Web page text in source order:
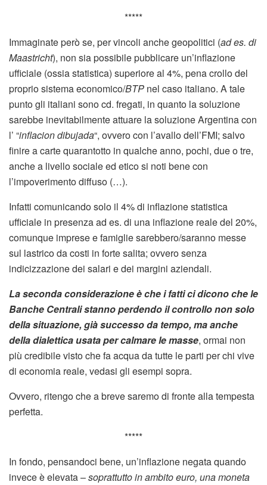
*****
Immaginate però se, per vincoli anche geopolitici (ad es. di
Maastricht), non sia possibile pubblicare un’inflazione
ufficiale (ossia statistica) superiore al 4%, pena crollo del
proprio sistema economico/BTP nel caso italiano. A tale
punto gli italiani sono cd. fregati, in quanto la soluzione
sarebbe inevitabilmente attuare la soluzione Argentina con
l’ “inflacion dibujada“, ovvero con l’avallo dell’FMI; salvo
finire a carte quarantotto in qualche anno, pochi, due o tre,
anche a livello sociale ed etico si noti bene con
l’impoverimento diffuso (…).
Infatti comunicando solo il 4% di inflazione statistica
ufficiale in presenza ad es. di una inflazione reale del 20%,
comunque imprese e famiglie sarebbero/saranno messe
sul lastrico da costi in forte salita; ovvero senza
indicizzazione dei salari e dei margini aziendali.
La seconda considerazione è che i fatti ci dicono che le
Banche Centrali stanno perdendo il controllo non solo
della situazione, già successo da tempo, ma anche
della dialettica usata per calmare le masse, ormai non
più credibile visto che fa acqua da tutte le parti per chi vive
di economia reale, vedasi gli esempi sopra.
Ovvero, ritengo che a breve saremo di fronte alla tempesta
perfetta.
*****
In fondo, pensandoci bene, un’inflazione negata quando
invece è elevata –soprattutto in ambito euro, una moneta